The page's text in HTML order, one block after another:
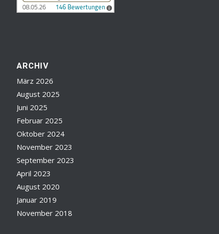
ARCHIV
März 2026
August 2025
Juni 2025
Februar 2025
Oktober 2024
November 2023
September 2023
April 2023
August 2020
Januar 2019
November 2018